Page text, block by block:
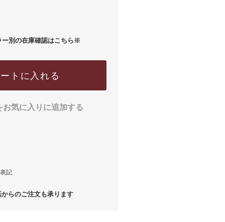
別の在庫確認はこちら※
トに入れる
気に入りに追加する
記
らのご注文も承ります